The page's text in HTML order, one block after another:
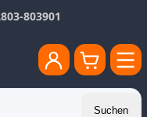
803901
Suchen